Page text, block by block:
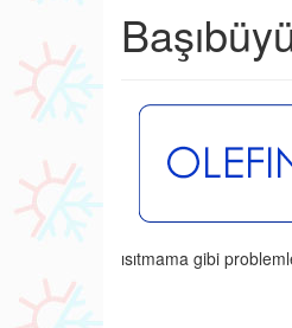
ısıtmama gibi